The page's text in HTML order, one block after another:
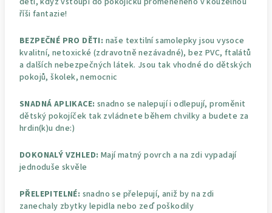
říši fantazie!
BEZPEČNÉ PRO DĚTI: naše textilní samolepky jsou vysoce
kvalitní, netoxické (zdravotně nezávadné), bez PVC, ftalátů
a dalších nebezpečných látek. Jsou tak vhodné do dětských
pokojů, školek, nemocnic
SNADNÁ APLIKACE: snadno se nalepují i odlepují, proměnit
dětský pokojíček tak zvládnete během chvilky a budete za
hrdin(k)u dne:)
DOKONALÝ VZHLED: Mají matný povrch a na zdi vypadají
jednoduše skvěle
PŘELEPITELNÉ: snadno se přelepují, aniž by na zdi
zanechaly zbytky lepidla nebo zeď poškodily